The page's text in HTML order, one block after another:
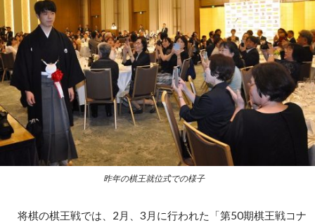
昨年の棋王就位式での様子
将棋の棋王戦では、2月、3月に行われた「第50期棋王戦コナ